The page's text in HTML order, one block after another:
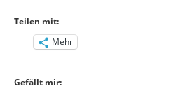
Teilen mit:
Mehr
Gefällt mir: